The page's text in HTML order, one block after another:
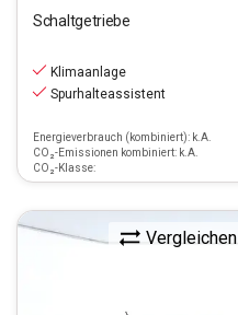
Schaltgetriebe
Klimaanlage
Spurhalteassistent
Energieverbrauch (kombiniert): k.A.
CO₂-Emissionen kombiniert: k.A.
CO₂-Klasse:
Vergleichen